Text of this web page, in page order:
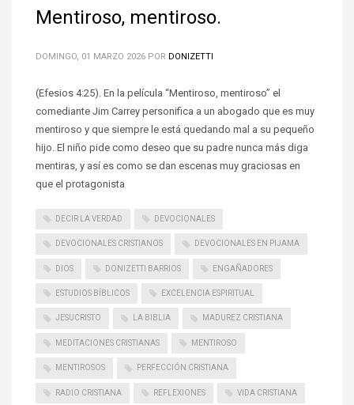
Mentiroso, mentiroso.
DOMINGO, 01 MARZO 2026 POR DONIZETTI
(Efesios 4:25). En la película “Mentiroso, mentiroso” el
comediante Jim Carrey personifica a un abogado que es muy
mentiroso y que siempre le está quedando mal a su pequeño
hijo. El niño pide como deseo que su padre nunca más diga
mentiras, y así es como se dan escenas muy graciosas en
que el protagonista
DECIR LA VERDAD DEVOCIONALES
DEVOCIONALES CRISTIANOS DEVOCIONALES EN PIJAMA
DIOS DONIZETTI BARRIOS ENGAÑADORES
ESTUDIOS BÍBLICOS EXCELENCIA ESPIRITUAL
JESUCRISTO LA BIBLIA MADUREZ CRISTIANA
MEDITACIONES CRISTIANAS MENTIROSO
MENTIROSOS PERFECCIÓN CRISTIANA
RADIO CRISTIANA REFLEXIONES VIDA CRISTIANA